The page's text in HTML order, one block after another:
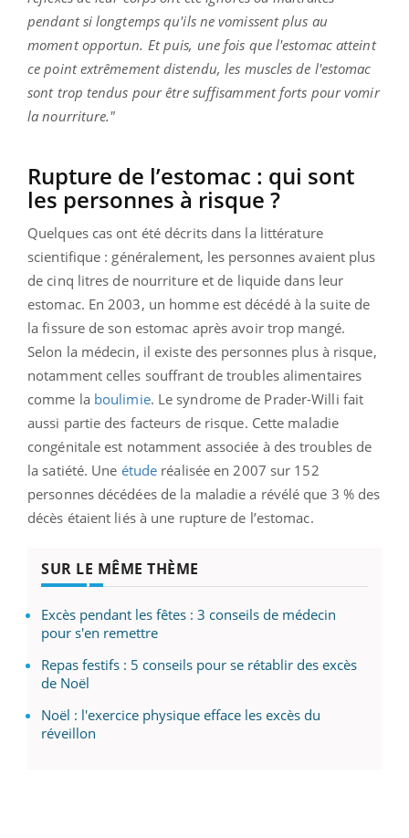
pendant si longtemps qu'ils ne vomissent plus au
moment opportun. Et puis, une fois que l'estomac atteint
ce point extrêmement distendu, les muscles de l'estomac
sont trop tendus pour être suffisamment forts pour vomir
la nourriture."
Rupture de l’estomac : qui sont
les personnes à risque ?
Quelques cas ont été décrits dans la littérature
scientifique : généralement, les personnes avaient plus
de cinq litres de nourriture et de liquide dans leur
estomac. En 2003, un homme est décédé à la suite de
la fissure de son estomac après avoir trop mangé.
Selon la médecin, il existe des personnes plus à risque,
notamment celles souffrant de troubles alimentaires
comme la boulimie. Le syndrome de Prader-Willi fait
aussi partie des facteurs de risque. Cette maladie
congénitale est notamment associée à des troubles de
la satiété. Une étude réalisée en 2007 sur 152
personnes décédées de la maladie a révélé que 3 % des
décès étaient liés à une rupture de l’estomac.
SUR LE MÊME THÈME
Excès pendant les fêtes : 3 conseils de médecin
pour s'en remettre
Repas festifs : 5 conseils pour se rétablir des excès
de Noël
Noël : l'exercice physique efface les excès du
réveillon